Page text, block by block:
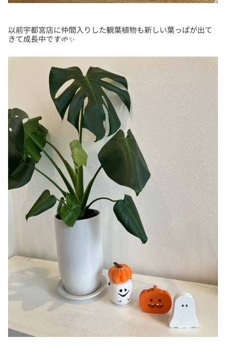
以前宇都宮店に仲間入りした観葉植物も新しい葉っぱが出て